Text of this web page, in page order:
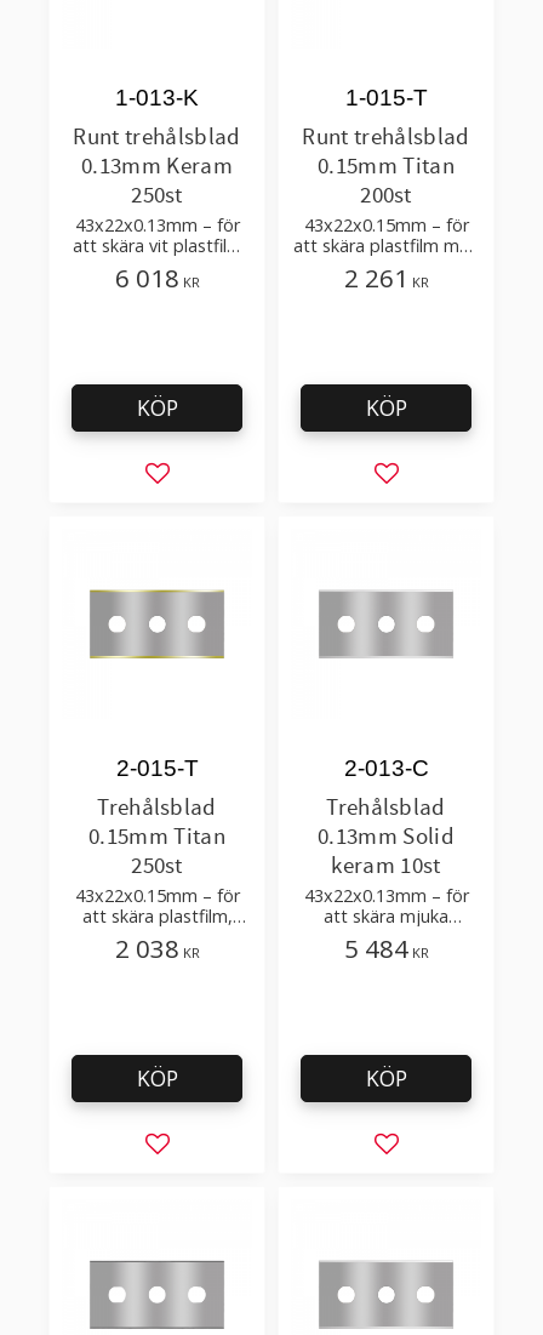
Runt trehålsblad
0.13mm Keram
250st
43x22x0.13mm – för
att skära vit plastfilm
med tillsatser
1-013-K
6 018 KR
Lägg till i favoriter
KÖP
Runt trehålsblad
0.15mm Titan
200st
43x22x0.15mm – för
att skära plastfilm med
få tillsatser
1-015-T
2 261 KR
Lägg till i
KÖP
Trehålsblad
0.15mm Titan
250st
43x22x0.15mm – för
att skära plastfilm,
sträckfilm med få
tillsatser
2-015-T
2 038 KR
Lägg till i favoriter
KÖP
Trehålsblad
0.13mm Solid
keram 10st
43x22x0.13mm – för
att skära mjuka
plastfilmer
2-013-C
5 484KR
Lägg till i
KÖP